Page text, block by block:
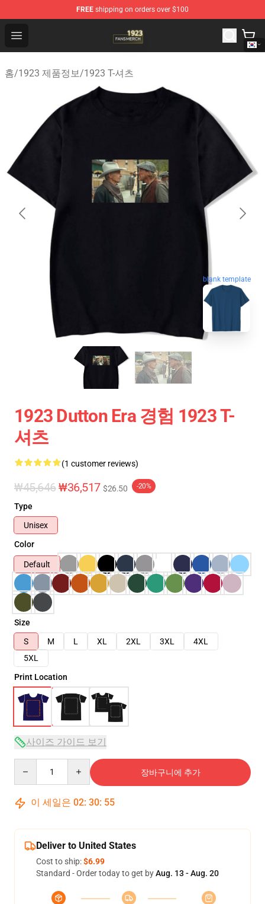
FREE shipping on orders over $100
Open menu
1923 Shop - Official 1923 Merchandise Store
홈/1923 제품정보/1923 T-셔츠
blank template
1923 Dutton Era 경험 1923 T-
셔츠
(1 customer reviews)
₩45,646₩36,517 $26.50 -20%
Type
Unisex
Color
Default
Size
S
M L XL 2XL 3XL
4XL
5XL
Print Location
사이즈 가이드 보기
장바구니에 추가
이 세일은 02: 30: 54
Deliver to United States
Cost to ship:$6.99
Standard - Order today to get byAug. 13 - Aug. 20